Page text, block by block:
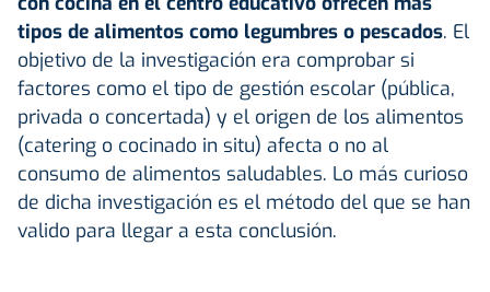
tipos de alimentos como legumbres o pescados. El
objetivo de la investigación era comprobar si
factores como el tipo de gestión escolar (pública,
privada o concertada) y el origen de los alimentos
(catering o cocinado in situ) afecta o no al
consumo de alimentos saludables. Lo más curioso
de dicha investigación es el método del que se han
valido para llegar a esta conclusión.